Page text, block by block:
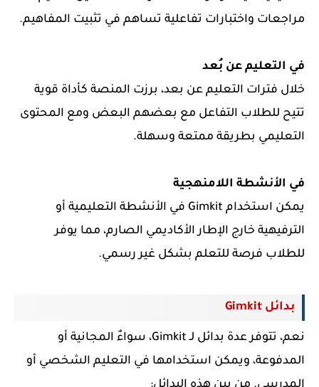
مراجعات واختبارات تفاعلية تساهم في تثبيت المفاهيم.
في التعليم عن بُعد
خلال فترات التعليم عن بعد، برزت المنصة كأداة قوية
تتيح للطلاب التفاعل مع بعضهم البعض ومع المحتوى
التعليمي بطريقة ممتعة وسهلة.
في الأنشطة اللامنهجية
يمكن استخدام Gimkit في الأنشطة التعليمية أو
الترفيهية خارج الإطار الأكاديمي الصارم، مما يوفر
للطلاب فرصة للتعلم بشكل غير رسمي.
بدائل Gimkit
نعم، تتوفر عدة بدائل لـ Gimkit، سواءٌ المجانية أو
المدفوعة، ويمكن استخدامها في التعليم الشخصي أو